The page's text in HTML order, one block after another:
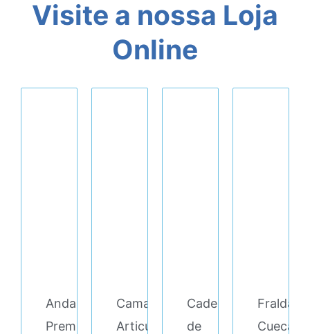
Visite a nossa Loja
Online
Andarilho/Cadeira
Premium
Cama
Articulada
Cadeira
de
Fralda
Cueca